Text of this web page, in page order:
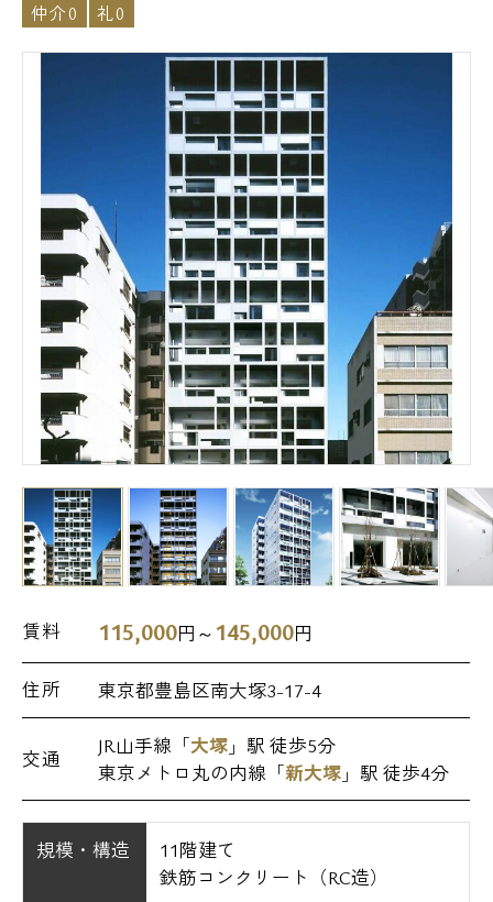
仲介0 礼0
賃料 115,000円～ 145,000円
住所 東京都豊島区南大塚3-17-4
交通
JR山手線「大塚 」駅 徒歩5分
東京メトロ丸の内線「新大塚 」駅 徒歩4分
規模・構造
11階建て
鉄筋コンクリート（RC造）